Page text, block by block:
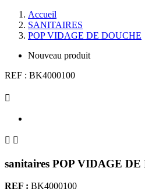
Accueil
SANITAIRES
POP VIDAGE DE DOUCHE
Nouveau produit
REF : BK4000100

 
sanitaires POP VIDAGE DE
REF : BK4000100